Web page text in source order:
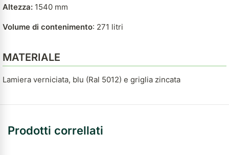
Altezza: 1540 mm
Volume di contenimento: 271 litri
MATERIALE
Lamiera verniciata, blu (Ral 5012) e griglia zincata
Prodotti correllati